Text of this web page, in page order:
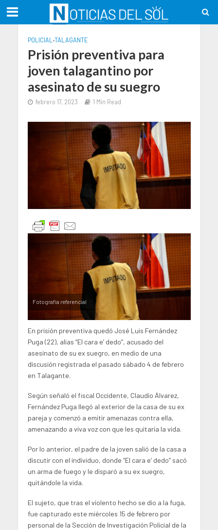
POLICIAL •TALAGANTE
Prisión preventiva para
joven talagantino por
asesinato de su suegro
febrero 17, 2023 1 Min Read
Fotografía referencial
En prisión preventiva quedó José Luis Fernández
Puga (22), alias “El cara e’ dedo”, acusado del
asesinato de su ex suegro, en medio de una
discusión registrada el pasado sábado 4 de febrero
en Talagante.
Según señaló el fiscal Occidente, Claudio Álvarez,
Fernández Puga llegó al exterior de la casa de su ex
pareja y comenzó a emitir amenazas contra ella,
amenazando a viva voz con que les quitaría la vida.
Por lo anterior, el padre de la joven salió de la casa a
discutir con el individuo, donde “El cara e’ dedo” sacó
un arma de fuego y le disparó a su ex suegro,
quitándole la vida.
El sujeto, que tras el violento hecho se dio a la fuga,
fue capturado este miércoles 15 de febrero por
personal de la Sección de Investigación Policial de la